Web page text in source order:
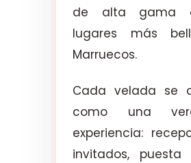
de alta gama
lugares más
Marruecos.
Cada velada se
como una
experiencia:
invitados, puesta